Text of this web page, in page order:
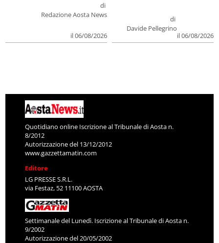
di
Redazione Aosta News
il 06/08/2026
di
Davide Pellegrino
il 06/08/2026
Quotidiano online Iscrizione al Tribunale di Aosta n.
8/2012
Autorizzazione del 13/12/2012
www.gazzettamatin.com
Editore
LG PRESSE S.R.L.
via Festaz, 52 11100 AOSTA
Settimanale del Lunedì. Iscrizione al Tribunale di Aosta n.
9/2002
Autorizzazione del 20/05/2002